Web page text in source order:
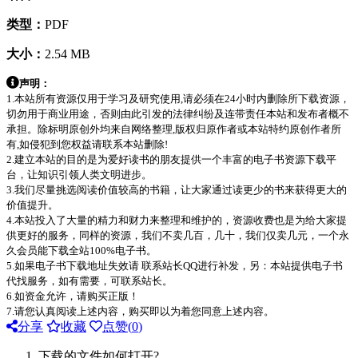
类型： PDF
大小： 2.54 MB
声明：
1.本站所有资源仅用于学习及研究使用,请必须在24小时内删除所下载资源，
切勿用于商业用途，否则由此引发的法律纠纷及连带责任本站和发布者概不
承担。除标明原创外均来自网络整理,版权归原作者或本站特约原创作者所
有,如侵犯到您权益请联系本站删除!
2.建立本站的目的是为爱好读书的朋友提供一个丰富的电子书资源下载平
台，让知识引领人类文明进步。
3.我们尽量挑选阅读价值较高的书籍，让大家通过读更少的书来获得更大的
价值提升。
4.本站投入了大量的精力和财力来整理和维护的，资源收费也是为给大家提
供更好的服务，同样的资源，我们不卖几百，几十，我们仅卖几元，一个永
久会员能下载全站100%电子书。
5.如果电子书下载地址失效请 联系站长QQ进行补发，另：本站提供电子书
代找服务，如有需要，可联系站长。
6.如资金允许，请购买正版！
7.请您认真阅读上述内容，购买即以为着您同意上述内容。
分享 收藏 点赞(0)